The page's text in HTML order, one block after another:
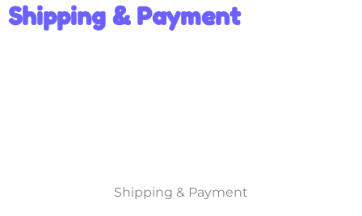
Shipping & Payment
Shipping & Payment